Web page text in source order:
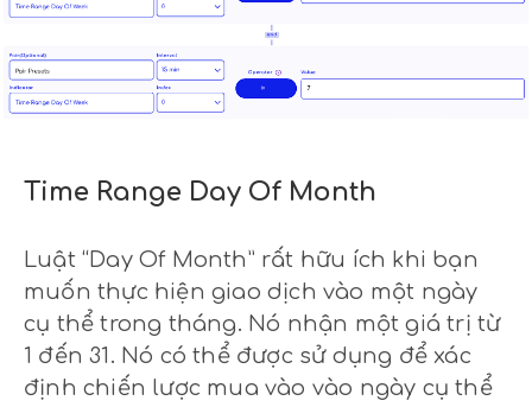
Time Range Day Of Month
Luật “Day Of Month” rất hữu ích khi bạn
muốn thực hiện giao dịch vào một ngày
cụ thể trong tháng. Nó nhận một giá trị từ
1 đến 31. Nó có thể được sử dụng để xác
định chiến lược mua vào vào ngày cụ thể